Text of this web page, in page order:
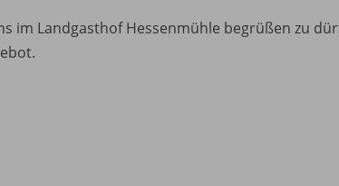
im Landgasthof Hessenmühle begrüßen zu